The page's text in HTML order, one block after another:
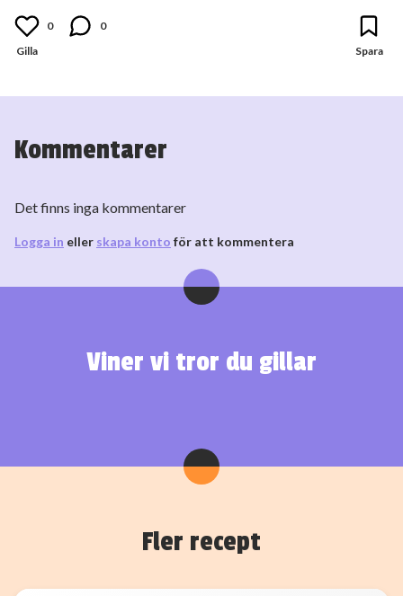
0 0
Kommentarer
Det finns inga kommentarer
Logga in eller skapa konto för att kommentera
Viner vi tror du gillar
Fler recept